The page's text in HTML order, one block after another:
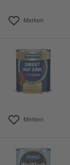
Merken
Merken